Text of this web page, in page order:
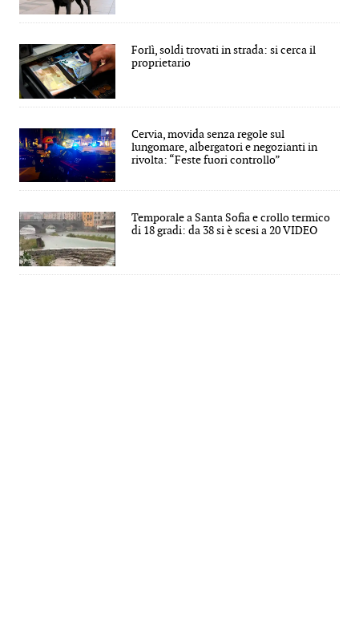
Forlì, soldi trovati in strada: si cerca il
proprietario
Cervia, movida senza regole sul
lungomare, albergatori e negozianti in
rivolta: “Feste fuori controllo”
Temporale a Santa Sofia e crollo termico
di 18 gradi: da 38 si è scesi a 20 VIDEO